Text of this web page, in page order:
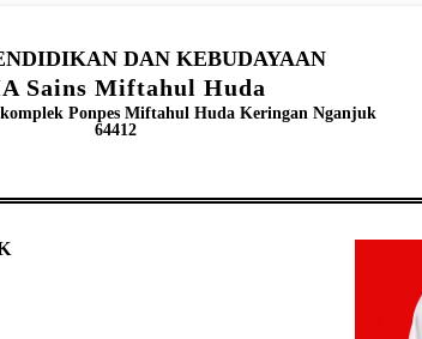
DAN KEBUDAYAAN
Sains Miftahul Huda
Ponpes Miftahul Huda Keringan Nganjuk
64412